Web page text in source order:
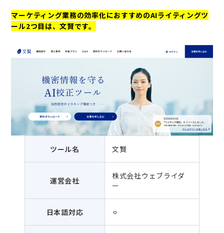
マーケティング業務の効率化におすすめのAIライティングツ
ール2つ目は、文賢です。
ツール名 文賢
運営会社
株式会社ウェブライダ
ー
日本語対応 ⚪︎